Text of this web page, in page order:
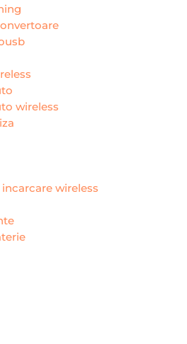
wireless
wireless